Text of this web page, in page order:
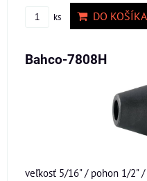
ks DO KOŠÍKA
Bahco-7808H
veľkosť 5/16" / pohon 1/2"